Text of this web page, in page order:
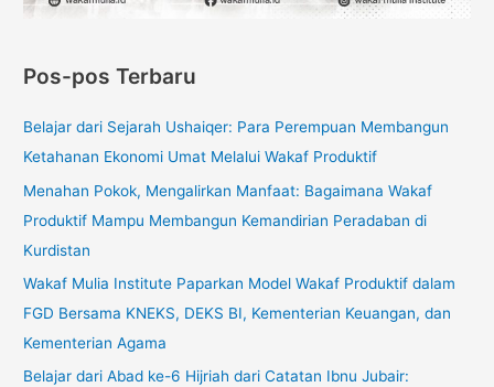
Pos-pos Terbaru
Belajar dari Sejarah Ushaiqer: Para Perempuan Membangun
Ketahanan Ekonomi Umat Melalui Wakaf Produktif
Menahan Pokok, Mengalirkan Manfaat: Bagaimana Wakaf
Produktif Mampu Membangun Kemandirian Peradaban di
Kurdistan
Wakaf Mulia Institute Paparkan Model Wakaf Produktif dalam
FGD Bersama KNEKS, DEKS BI, Kementerian Keuangan, dan
Kementerian Agama
Belajar dari Abad ke-6 Hijriah dari Catatan Ibnu Jubair: